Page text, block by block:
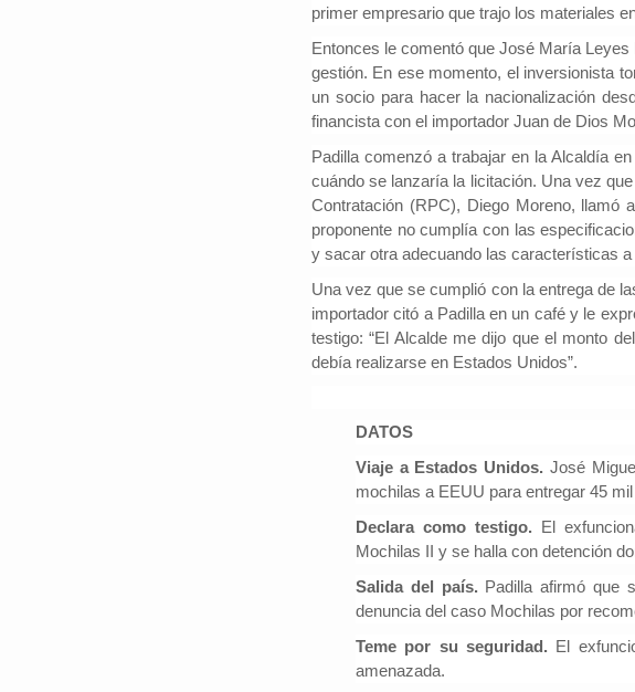
primer empresario que trajo los materiales
Entonces le comentó que José María
gestión. En ese momento, el inversionista
un socio para hacer la nacionalización
financista con el importador Juan de Dios
Padilla comenzó a trabajar en la Alcaldía
cuándo se lanzaría la licitación. Una vez
Contratación (RPC), Diego Moreno, llamó
proponente no cumplía con las
y sacar otra adecuando las características
Una vez que se cumplió con la entrega de
importador citó a Padilla en un café y le
testigo: “El Alcalde me dijo que el monto
debía realizarse en Estados Unidos”.
DATOS
Viaje a Estados Unidos. José
mochilas a EEUU para entregar 45
Declara como testigo. El
Mochilas II y se halla con detención
Salida del país. Padilla afirmó que
denuncia del caso Mochilas por
Teme por su seguridad. El
amenazada.
#iloveSCZ
Periodistas por el Cambio 2022-09-09
Autor: Daniel Hinojosa, es
político.La economía del
Santa Cruz representa alrededor
tercio del producto interno bruto
nacional y está basada en la